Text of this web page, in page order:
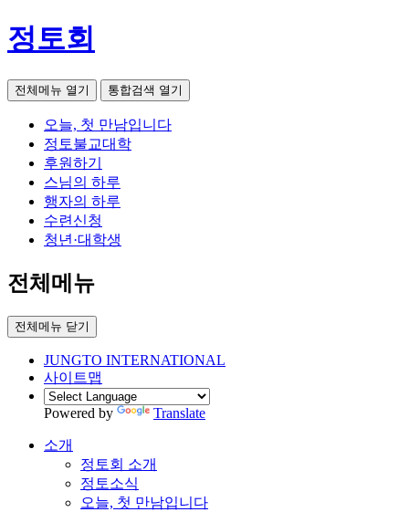
정토회
전체메뉴 열기 통합검색 열기
오늘, 첫 만남입니다
정토불교대학
후원하기
스님의 하루
행자의 하루
수련신청
청년·대학생
전체메뉴
전체메뉴 닫기
JUNGTO INTERNATIONAL
사이트맵
Powered by Translate
소개
정토회 소개
정토소식
오늘, 첫 만남입니다